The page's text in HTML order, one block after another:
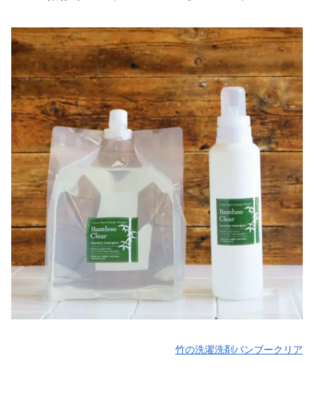
竹の洗濯洗剤バンブークリア